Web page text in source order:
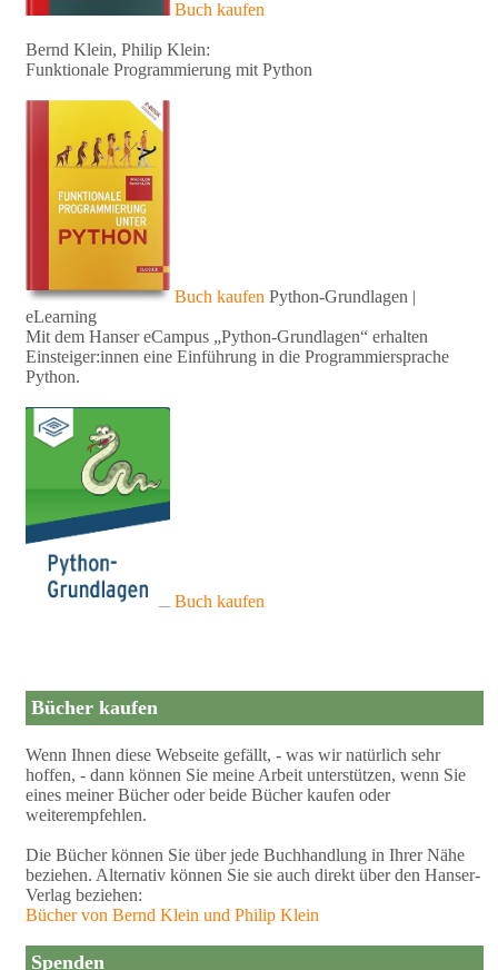
Buch kaufen
Bernd Klein, Philip Klein:
Funktionale Programmierung mit Python
Buch kaufen Python-Grundlagen |
eLearning
Mit dem Hanser eCampus „Python-Grundlagen“ erhalten
Einsteiger:innen eine Einführung in die Programmiersprache
Python.
Buch kaufen
Bücher kaufen
Wenn Ihnen diese Webseite gefällt, - was wir natürlich sehr
hoffen, - dann können Sie meine Arbeit unterstützen, wenn Sie
eines meiner Bücher oder beide Bücher kaufen oder
weiterempfehlen.
Die Bücher können Sie über jede Buchhandlung in Ihrer Nähe
beziehen. Alternativ können Sie sie auch direkt über den Hanser-
Verlag beziehen:
Bücher von Bernd Klein und Philip Klein
Spenden